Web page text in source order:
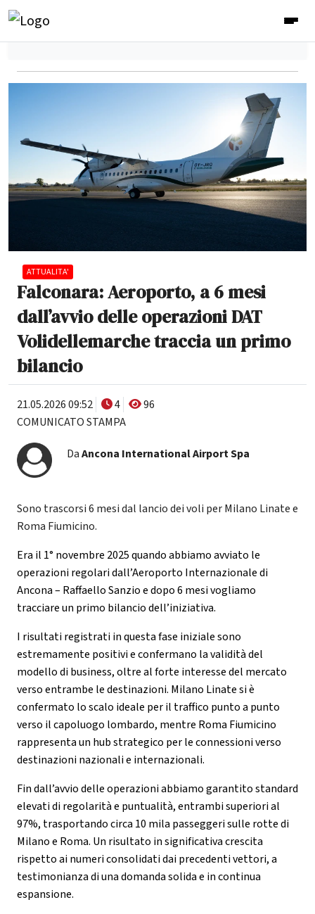
ATTUALITA'
Falconara: Aeroporto, a 6 mesi
dall’avvio delle operazioni DAT
Volidellemarche traccia un primo
bilancio
21.05.2026 09:52 4
96
COMUNICATO STAMPA
DaAncona International Airport Spa
Sono trascorsi 6 mesi dal lancio dei voli per Milano Linate e
Roma Fiumicino.
Era il 1° novembre 2025 quando abbiamo avviato le
operazioni regolari dall’Aeroporto Internazionale di
Ancona – Raffaello Sanzio e dopo 6 mesi vogliamo
tracciare un primo bilancio dell’iniziativa.
I risultati registrati in questa fase iniziale sono
estremamente positivi e confermano la validità del
modello di business, oltre al forte interesse del mercato
verso entrambe le destinazioni. Milano Linate si è
confermato lo scalo ideale per il traffico punto a punto
verso il capoluogo lombardo, mentre Roma Fiumicino
rappresenta un hub strategico per le connessioni verso
destinazioni nazionali e internazionali.
Fin dall’avvio delle operazioni abbiamo garantito standard
elevati di regolarità e puntualità, entrambi superiori al
97%, trasportando circa 10 mila passeggeri sulle rotte di
Milano e Roma. Un risultato in significativa crescita
rispetto ai numeri consolidati dai precedenti vettori, a
testimonianza di una domanda solida e in continua
espansione.